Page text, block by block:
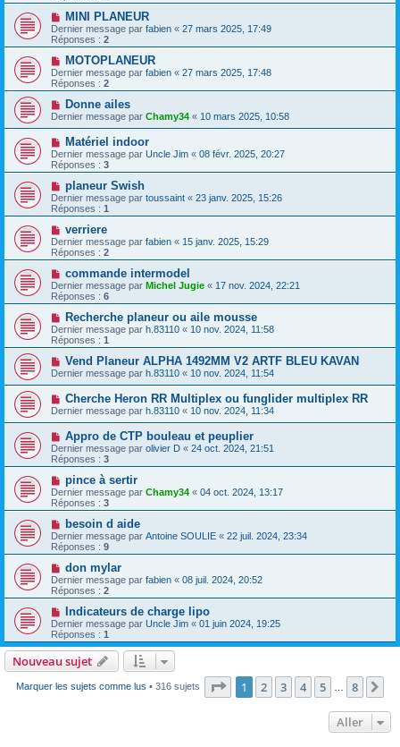
MINI PLANEUR
Dernier message par fabien « 27 mars 2025, 17:49
Réponses : 2
MOTOPLANEUR
Dernier message par fabien « 27 mars 2025, 17:48
Réponses : 2
Donne ailes
Dernier message par Chamy34 « 10 mars 2025, 10:58
Matériel indoor
Dernier message par Uncle Jim « 08 févr. 2025, 20:27
Réponses : 3
planeur Swish
Dernier message par toussaint « 23 janv. 2025, 15:26
Réponses : 1
verriere
Dernier message par fabien « 15 janv. 2025, 15:29
Réponses : 2
commande intermodel
Dernier message par Michel Jugie « 17 nov. 2024, 22:21
Réponses : 6
Recherche planeur ou aile mousse
Dernier message par h.83110 « 10 nov. 2024, 11:58
Réponses : 1
Vend Planeur ALPHA 1492MM V2 ARTF BLEU KAVAN
Dernier message par h.83110 « 10 nov. 2024, 11:54
Cherche Heron RR Multiplex ou funglider multiplex RR
Dernier message par h.83110 « 10 nov. 2024, 11:34
Appro de CTP bouleau et peuplier
Dernier message par olivier D « 24 oct. 2024, 21:51
Réponses : 3
pince à sertir
Dernier message par Chamy34 « 04 oct. 2024, 13:17
Réponses : 3
besoin d aide
Dernier message par Antoine SOULIE « 22 juil. 2024, 23:34
Réponses : 9
don mylar
Dernier message par fabien « 08 juil. 2024, 20:52
Réponses : 2
Indicateurs de charge lipo
Dernier message par Uncle Jim « 01 juin 2024, 19:25
Réponses : 1
Nouveau sujet
Marquer les sujets comme lus • 316 sujets Page 1sur8
1 2 3 4 5 8
Aller